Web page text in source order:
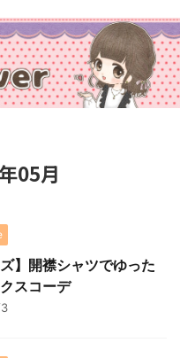
05月
ズ】開襟シャツでゆった
スコーデ